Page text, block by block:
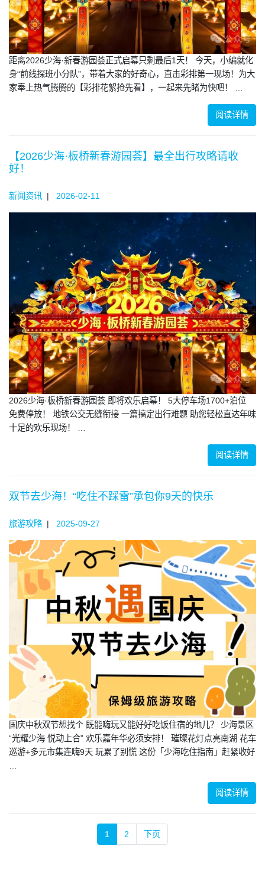
距离2026少海·新春游园荟正式启幕只剩最后1天！ 今天，小编就化
身“前线探班小分队”，带着大家的好奇心，直击彩排第一现场！为大
家奉上热气腾腾的【彩排花絮抢先看】，一起来先睹为快吧！ …
阅读详情
【2026少海·板桥新春游园荟】最全出行攻略请收
好！
新闻资讯 | 2026-02-11
2026少海·板桥新春游园荟 即将欢乐启幕！ 5大停车场1700+泊位
免费停放！ 地铁公交无缝衔接 一篇搞定出行难题 助您轻松直达年味
十足的欢乐现场！ …
阅读详情
双节去少海！“吃住不踩雷”承包你9天的快乐
旅游攻略 | 2025-09-27
国庆中秋双节想找个 既能嗨玩又能好好吃饭住宿的地儿？ 少海景区
“光耀少海 悦动上合” 欢乐嘉年华必须安排！ 璀璨花灯点亮南湖 花车
巡游+多元市集连嗨9天 玩累了别慌 这份「少海吃住指南」赶紧收好
阅读详情
1 2 下页